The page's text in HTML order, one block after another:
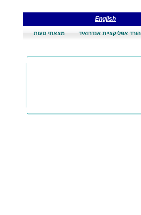
English
הורד אפליקציית אנדרואיד מצאתי טעות